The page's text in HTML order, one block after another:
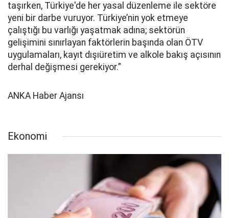
taşırken, Türkiye'de her yasal düzenleme ile sektöre
yeni bir darbe vuruyor. Türkiye’nin yok etmeye
çalıştığı bu varlığı yaşatmak adına; sektörün
gelişimini sınırlayan faktörlerin başında olan ÖTV
uygulamaları, kayıt dışıüretim ve alkole bakış açısının
derhal değişmesi gerekiyor.”
ANKA Haber Ajansı
Ekonomi